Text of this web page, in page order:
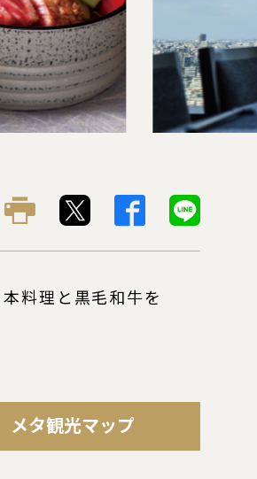
料理と黒毛和牛を
メタ観光マップ